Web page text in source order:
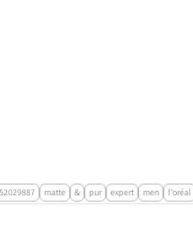
l'oréal
men
expert
pur
&
matte